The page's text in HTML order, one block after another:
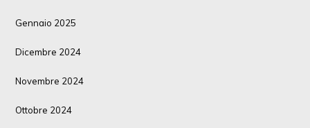
Gennaio 2025
Dicembre 2024
Novembre 2024
Ottobre 2024